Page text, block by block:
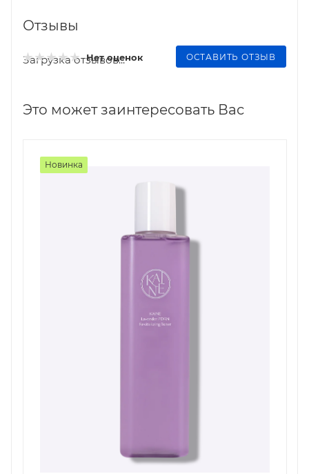
Отзывы
Нет оценок ОСТАВИТЬ ОТЗЫВ
Загрузка отзывов...
Это может заинтересовать Вас
Новинка